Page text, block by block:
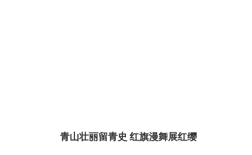
青山壮丽留青史 红旗漫舞展红缨